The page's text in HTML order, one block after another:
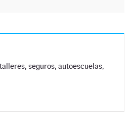
seguros, autoescuelas,